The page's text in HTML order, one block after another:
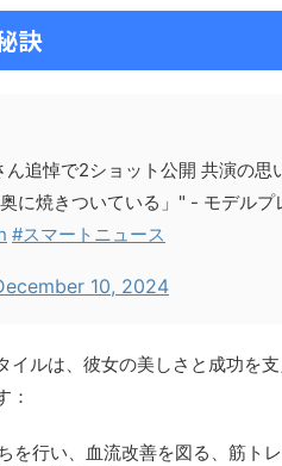
訣
追悼で2ショット公開 共演の思
に焼きついている」" - モデルプ
#スマートニュース
10, 2024
イルは、彼女の美しさと成功を
：
を行い、血流改善を図る、筋ト